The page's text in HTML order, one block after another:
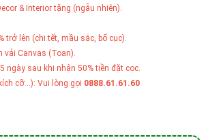
& Interior tặng (ngẫu nhiên).
trở lên (chi tết, mầu sắc, bố cục).
vải Canvas (Toan).
ngày sau khi nhận 50% tiền đặt cọc.
cỡ...): Vui lòng gọi 0888.61.61.60